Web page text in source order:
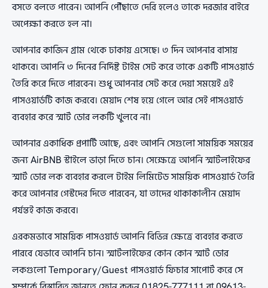
বসতে বলতে পারেন। আপনি পৌঁছাতে দেরি হলেও তাকে দরজার বাইরে
অপেক্ষা করতে হল না।
আপনার কাজিন গ্রাম থেকে ঢাকায় এসেছে। ৩ দিন আপনার বাসায়
থাকবে। আপনি ৩ দিনের নির্দিষ্ট টাইম সেট করে তাকে একটি পাসওয়ার্ড
তৈরি করে দিতে পারবেন। শুধু আপনার সেট করে দেয়া সময়েই এই
পাসওয়ার্ডটি কাজ করবে। মেয়াদ শেষ হয়ে গেলে আর সেই পাসওয়ার্ড
ব্যবহার করে স্মার্ট ডোর লকটি খুলবে না।
আপনার একাধিক প্রপার্টি আছে, এবং আপনি সেগুলো সাময়িক সময়ের
জন্য AirBNB স্টাইলে ভাড়া দিতে চান। সেক্ষেত্রে আপনি স্মার্টলাইফের
স্মার্ট ডোর লক ব্যবহার করলে টাইম লিমিটেড সাময়িক পাসওয়ার্ড তৈরি
করে আপনার গেস্টদের দিতে পারবেন, যা তাদের থাকাকালীন মেয়াদ
পর্যন্তই কাজ করবে।
এরকমভাবে সাময়িক পাসওয়ার্ড আপনি বিভিন্ন ক্ষেত্রে ব্যবহার করতে
পারবে যেভাবে আপনি চান। স্মার্টলাইফের কোন কোন স্মার্ট ডোর
লকগুলো Temporary/Guest পাসওয়ার্ড ফিচার সাপোর্ট করে সে